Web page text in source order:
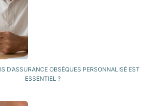
D’ASSURANCE OBSÈQUES PERSONNALISÉ EST
ESSENTIEL ?